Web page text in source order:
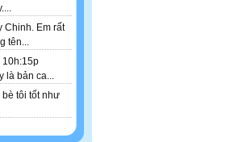
Chinh. Em rất
tên...
10h:15p
là bản ca...
tôi tốt như